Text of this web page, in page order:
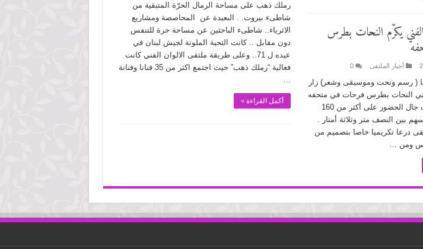
رملك ذهب على مساحة الرمال الحرّة المتبقية من
شاطىء بيروت. . البعيدة عن المحاصصة ومشاريع
الاثرياء.. شاطىء الباحثين عن مساحة حرة للتنفس
دون مقابل .. كانت التحية الملونة لجيش لبنان في
عيده ل 71.. وعلى طريقة ملتقى الالوان الفني كانت
فعالية “رملك ذهب” حيث اجتمع اكثر من 35 فنانا وفنانة
…
أكمل القراءة »
يكرّم النحات بطرس
أخبار الملتقى 0
25 فنانا ( رسم ونحت وموسيقى وشعر) زار
النحات بطرس فرحات في متحفه
بين النصف متر وثلاثة أمتار .
درعا تكريميا خاصا بتصميم من
ومن …